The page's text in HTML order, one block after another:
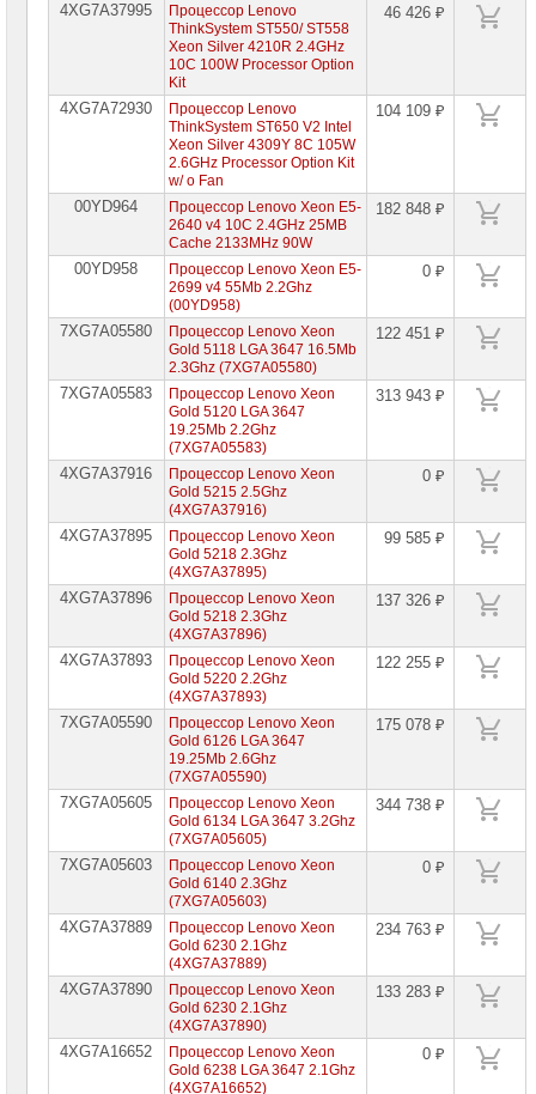
4XG7A37995
Процессор Lenovo
ThinkSystem ST550/ ST558
Xeon Silver 4210R 2.4GHz
10C 100W Processor Option
Kit
46 426 ₽
4XG7A72930
Процессор Lenovo
ThinkSystem ST650 V2 Intel
Xeon Silver 4309Y 8C 105W
2.6GHz Processor Option Kit
w/ o Fan
104 109 ₽
00YD964
Процессор Lenovo Xeon E5-
2640 v4 10C 2.4GHz 25MB
Cache 2133MHz 90W
182 848 ₽
00YD958
Процессор Lenovo Xeon E5-
2699 v4 55Mb 2.2Ghz
(00YD958)
0 ₽
7XG7A05580
Процессор Lenovo Xeon
Gold 5118 LGA 3647 16.5Mb
2.3Ghz (7XG7A05580)
122 451 ₽
7XG7A05583
Процессор Lenovo Xeon
Gold 5120 LGA 3647
19.25Mb 2.2Ghz
(7XG7A05583)
313 943 ₽
4XG7A37916
Процессор Lenovo Xeon
Gold 5215 2.5Ghz
(4XG7A37916)
0 ₽
4XG7A37895
Процессор Lenovo Xeon
Gold 5218 2.3Ghz
(4XG7A37895)
99 585 ₽
4XG7A37896
Процессор Lenovo Xeon
Gold 5218 2.3Ghz
(4XG7A37896)
137 326 ₽
4XG7A37893
Процессор Lenovo Xeon
Gold 5220 2.2Ghz
(4XG7A37893)
122 255 ₽
7XG7A05590
Процессор Lenovo Xeon
Gold 6126 LGA 3647
19.25Mb 2.6Ghz
(7XG7A05590)
175 078 ₽
7XG7A05605
Процессор Lenovo Xeon
Gold 6134 LGA 3647 3.2Ghz
(7XG7A05605)
344 738 ₽
7XG7A05603
Процессор Lenovo Xeon
Gold 6140 2.3Ghz
(7XG7A05603)
0 ₽
4XG7A37889
Процессор Lenovo Xeon
Gold 6230 2.1Ghz
(4XG7A37889)
234 763 ₽
4XG7A37890
Процессор Lenovo Xeon
Gold 6230 2.1Ghz
(4XG7A37890)
133 283 ₽
4XG7A16652
Процессор Lenovo Xeon
Gold 6238 LGA 3647 2.1Ghz
(4XG7A16652)
0 ₽